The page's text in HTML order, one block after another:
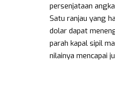
persenjataan
Satu ranjau yang
dolar dapat
parah kapal sipil
nilainya mencapai